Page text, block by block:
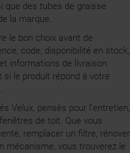
que des tubes de graisse
la marque.
le bon choix avant de
code, disponibilité en stock,
informations de livraison.
le produit répond à votre
Velux, pensés pour l’entretien,
de toit. Que vous
remplacer un filtre, rénover
mécanisme, vous trouverez le